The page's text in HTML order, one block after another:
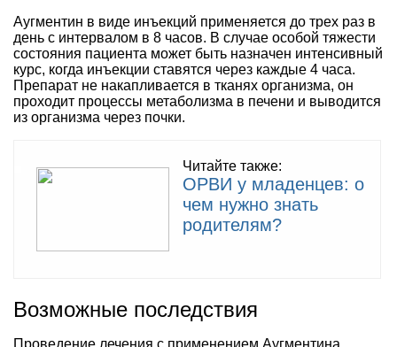
Аугментин в виде инъекций применяется до трех раз в
день с интервалом в 8 часов. В случае особой тяжести
состояния пациента может быть назначен интенсивный
курс, когда инъекции ставятся через каждые 4 часа.
Препарат не накапливается в тканях организма, он
проходит процессы метаболизма в печени и выводится
из организма через почки.
Читайте также:
ОРВИ у младенцев: о
чем нужно знать
родителям?
Возможные последствия
Проведение лечения с применением Аугментина